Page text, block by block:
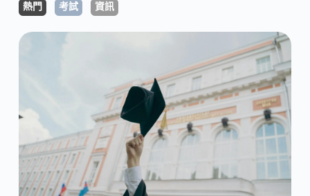
熱門 考試 資訊